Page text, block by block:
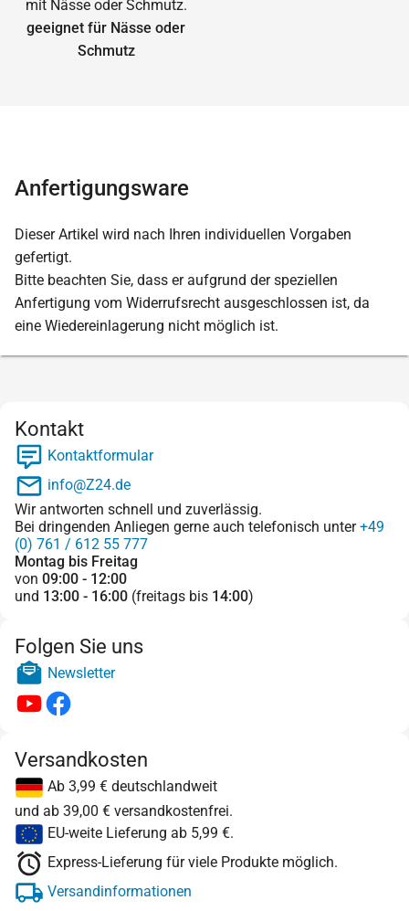
geeignet für Nässe oder
Schmutz
Anfertigungsware
Dieser Artikel wird nach Ihren individuellen Vorgaben
gefertigt.
Bitte beachten Sie, dass er aufgrund der speziellen
Anfertigung vom Widerrufsrecht ausgeschlossen ist, da
eine Wiedereinlagerung nicht möglich ist.
Kontakt
Kontaktformular
info@Z24.de
Wir antworten schnell und zuverlässig.
Bei dringenden Anliegen gerne auch telefonisch unter+49
(0) 761 / 612 55 777
Montag bis Freitag
von 09:00 - 12:00
und 13:00 - 16:00 (freitags bis 14:00)
Folgen Sie uns
Newsletter
Versandkosten
Ab 3,99 € deutschlandweit
und ab 39,00 € versandkostenfrei.
EU-weite Lieferung ab 5,99 €.
Express-Lieferung für viele Produkte möglich.
Versandinformationen